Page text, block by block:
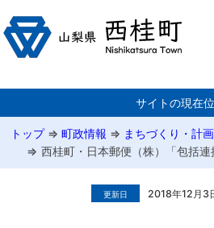
サイトの現在
トップ⇒ 町政情報 ⇒ まちづくり・計画
⇒ 西桂町・日本郵便（株）「包括
更新日 2018年12月3